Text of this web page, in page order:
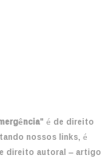
" é de direito
nossos links, é
direito autoral – artigo